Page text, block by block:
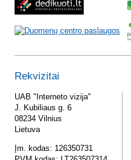
Rekvizitai
UAB "Interneto vizija"
J. Kubiliaus g. 6
08234 Vilnius
Lietuva
Įm. kodas: 126350731